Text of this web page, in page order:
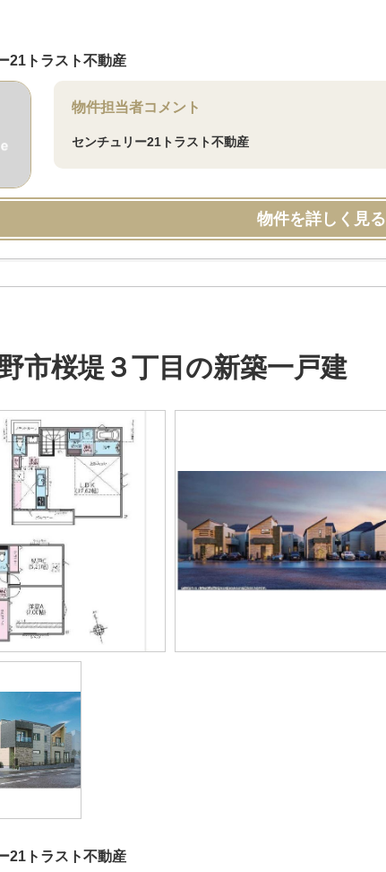
21トラスト不動産
物件担当者コメント
センチュリー21トラスト不動産
物件を詳しく見る
市桜堤３丁目の新築一戸建
21トラスト不動産